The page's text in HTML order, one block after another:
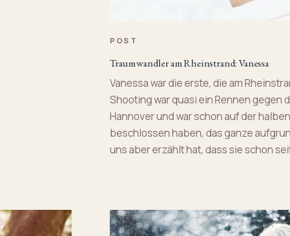
POST
Traumwandler am Rheinstrand: Vanessa
Vanessa war die erste, die am
Shooting war quasi ein Rennen gegen
Hannover und war schon auf der
beschlossen haben, das ganze
uns aber erzählt hat, dass sie schon